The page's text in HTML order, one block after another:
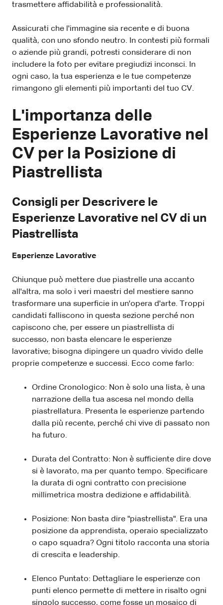
trasmettere affidabilità e professionalità.
Assicurati che l'immagine sia recente e di buona
qualità, con uno sfondo neutro. In contesti più formali
o aziende più grandi, potresti considerare di non
includere la foto per evitare pregiudizi inconsci. In
ogni caso, la tua esperienza e le tue competenze
rimangono gli elementi più importanti del tuo CV.
L'importanza delle
Esperienze Lavorative nel
CV per la Posizione di
Piastrellista
Consigli per Descrivere le
Esperienze Lavorative nel CV di un
Piastrellista
Esperienze Lavorative
Chiunque può mettere due piastrelle una accanto
all'altra, ma solo i veri maestri del mestiere sanno
trasformare una superficie in un'opera d'arte. Troppi
candidati falliscono in questa sezione perché non
capiscono che, per essere un piastrellista di
successo, non basta elencare le esperienze
lavorative; bisogna dipingere un quadro vivido delle
proprie competenze e successi. Ecco come farlo:
Ordine Cronologico: Non è solo una lista, è una
narrazione della tua ascesa nel mondo della
piastrellatura. Presenta le esperienze partendo
dalla più recente, perché chi vive di passato non
ha futuro.
Durata del Contratto: Non è sufficiente dire dove
si è lavorato, ma per quanto tempo. Specificare
la durata di ogni contratto con precisione
millimetrica mostra dedizione e affidabilità.
Posizione: Non basta dire "piastrellista". Era una
posizione da apprendista, operaio specializzato
o capo squadra? Ogni titolo racconta una storia
di crescita e leadership.
Elenco Puntato: Dettagliare le esperienze con
punti elenco permette di mettere in risalto ogni
singolo successo, come fosse un mosaico di